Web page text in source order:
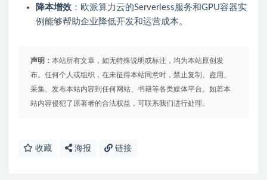
降本增效 ：欧派算力云的Serverless服务和GPU容器实
例能够帮助企业降低开发和运营成本。
声明： 本站所有文章，如无特殊说明或标注，均为本站原创发
布。任何个人或组织，在未征得本站同意时，禁止复制、盗用、
采集、发布本站内容到任何网站、书籍等各类媒体平台。如若本
站内容侵犯了原著者的合法权益，可联系我们进行处理。
收藏 海报 链接